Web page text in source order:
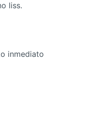
liss.
inmediato